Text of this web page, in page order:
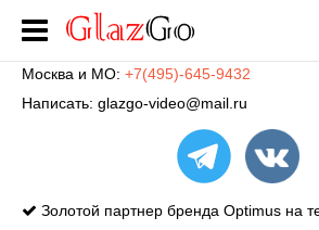
Москва и МО: +7(495)-645-9432
Написать: glazgo-video@mail.ru
Золотой партнер бренда Optimus на